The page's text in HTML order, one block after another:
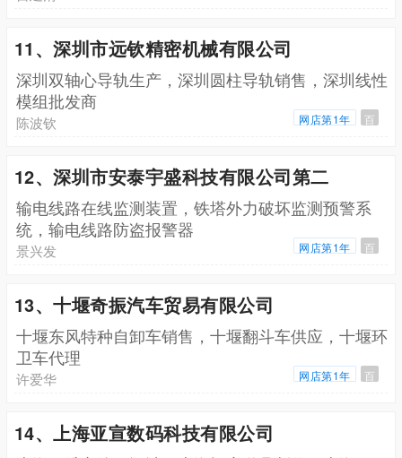
11、深圳市远钦精密机械有限公司
深圳双轴心导轨生产，深圳圆柱导轨销售，深圳线性
模组批发商
陈波钦 网店第1年 百
12、深圳市安泰宇盛科技有限公司第二
输电线路在线监测装置，铁塔外力破坏监测预警系
统，输电线路防盗报警器
景兴发 网店第1年 百
13、十堰奇振汽车贸易有限公司
十堰东风特种自卸车销售，十堰翻斗车供应，十堰环
卫车代理
许爱华 网店第1年 百
14、上海亚宣数码科技有限公司